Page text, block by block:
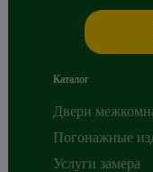
Каталог
Двери
Погонажные
Услуги замера